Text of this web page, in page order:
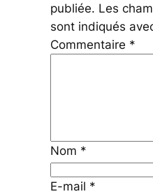
publiée. Les
sont indiqués
Commentaire *
Nom *
E-mail *